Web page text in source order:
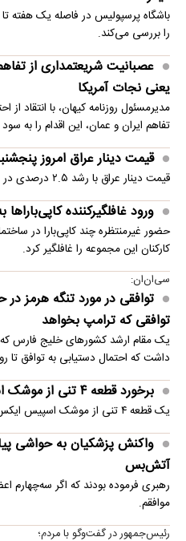
باشگاه پرسپولیس در فاصله یک هفته
را بررسی می‌کند.
عصبانیت شریعتمداری از
یعنی نجات آمریکا
مدیرمسئول روزنامه کیهان، با انتقاد
تفاهم ایران و عمان، این اقدام را به
قیمت دینار عراق امروز پنجشنبه ۱۵ مرداد
قیمت دینار عراق با رشد ۲.۵ درصدی در یک هفته اخیر، به ۱۳۲.۱ تومان رسید
ورود غافلگیرکننده
حضور غیرمنتظره چند کاپی‌بارا در
کارکنان این مجموعه را غافلگیر کرد.
سی‌ان‌ان:
توافقی در مورد تنگه هرمز
توافقی که ترامپ بخواهد
یک مقام ارشد کشورهای خلیج فارس که
داشت که احتمال دستیابی به توافق تا روز
برخورد قطعه ۴ تنی از موشک اسپیس ایکس به ماه
یک قطعه ۴ تنی از موشک اسپیس ایکس به طور غیر عمد به ماه برخورد کرد.
واکنش پزشکیان به حواشی
آتش‌بس
رهبری فرموده بودند که اگر سه‌چهارم
موافقم.
رئیس‌جمهور در گفت‌وگو با مردم؛